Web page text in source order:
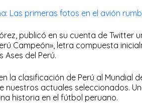
Las primeras fotos en el avión
publicó en su cuenta de Twitter
Campeón», letra compuesta
del Perú.
la clasificación de Perú al Mundial
nuestros actuales seleccionados.
historia en el fútbol peruano.